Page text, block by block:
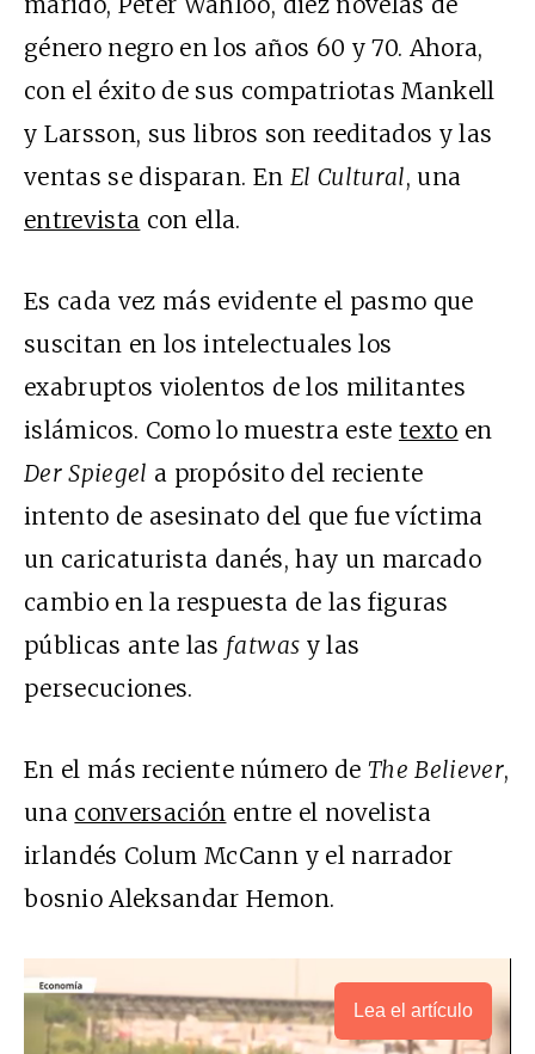
género negro en los años 60 y 70. Ahora,
con el éxito de sus compatriotas Mankell
y Larsson, sus libros son reeditados y las
ventas se disparan. En El Cultural, una
entrevista con ella.
Es cada vez más evidente el pasmo que
suscitan en los intelectuales los
exabruptos violentos de los militantes
islámicos. Como lo muestra este texto en
Der Spiegel a propósito del reciente
intento de asesinato del que fue víctima
un caricaturista danés, hay un marcado
cambio en la respuesta de las figuras
públicas ante las fatwas y las
persecuciones.
En el más reciente número de The Believer,
una conversación entre el novelista
irlandés Colum McCann y el narrador
bosnio Aleksandar Hemon.
Lea el artículo